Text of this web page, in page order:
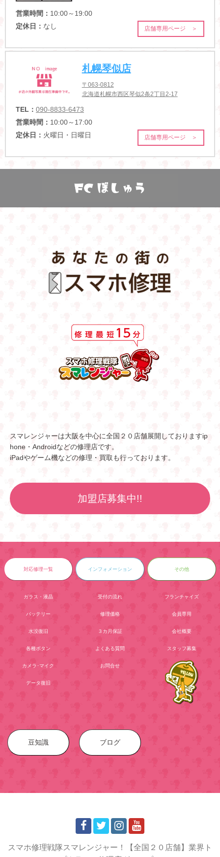
営業時間： 10:00～19:00
定休日： なし 店舗専用ページ ＞
札幌琴似店
〒063-0812
北海道札幌市西区琴似2条2丁目2-17
TEL： 090-8833-6473
営業時間： 10:00～17:00
定休日： 火曜日・日曜日 店舗専用ページ ＞
スマレンジャーは大阪を中心に全国２０店舗展開しておりますip
hone・Androidなどの修理店です。
iPadやゲーム機などの修理・買取も行っております。
加盟店募集中!!
対応修理一覧
ガラス・液晶
バッテリー
水没復旧
各種ボタン
カメラ･マイク
データ復旧
インフォメーション
受付の流れ
修理価格
３カ月保証
よくある質問
お問合せ
その他
フランチャイズ
会員専用
会社概要
スタッフ募集
豆知識 ブログ
スマホ修理戦隊スマレンジャー！【全国２０店舗】業界ト